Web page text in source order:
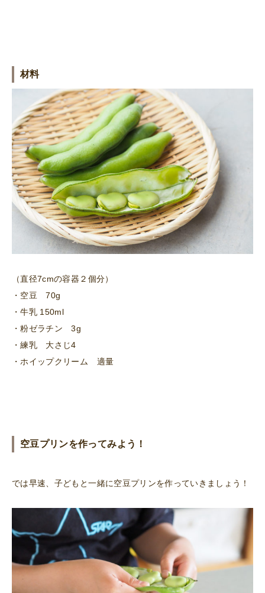
材料
（直径7cmの容器２個分）
・空豆 70g
・牛乳 150ml
・粉ゼラチン 3g
・練乳 大さじ4
・ホイップクリーム 適量
空豆プリンを作ってみよう！
では早速、子どもと一緒に空豆プリンを作っていきましょう！